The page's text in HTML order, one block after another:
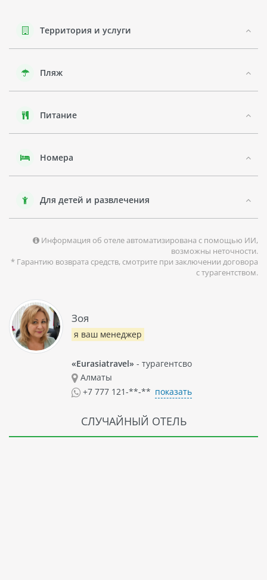
Территория и услуги
Пляж
Питание
Номера
Для детей и развлечения
Информация об отеле автоматизирована с помощью ИИ,
возможны неточности.
* Гарантию возврата средств, смотрите при заключении договора
с турагентством.
Зоя
я ваш менеджер
«Eurasiatravel» - турагентсво
Алматы
+7 777 121-**-** показать
СЛУЧАЙНЫЙ ОТЕЛЬ